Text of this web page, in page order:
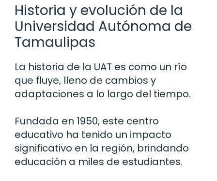
Historia y evolución de la
Universidad Autónoma de
Tamaulipas
La historia de la UAT es como un río
que fluye, lleno de cambios y
adaptaciones a lo largo del tiempo.
Fundada en 1950, este centro
educativo ha tenido un impacto
significativo en la región, brindando
educación a miles de estudiantes.